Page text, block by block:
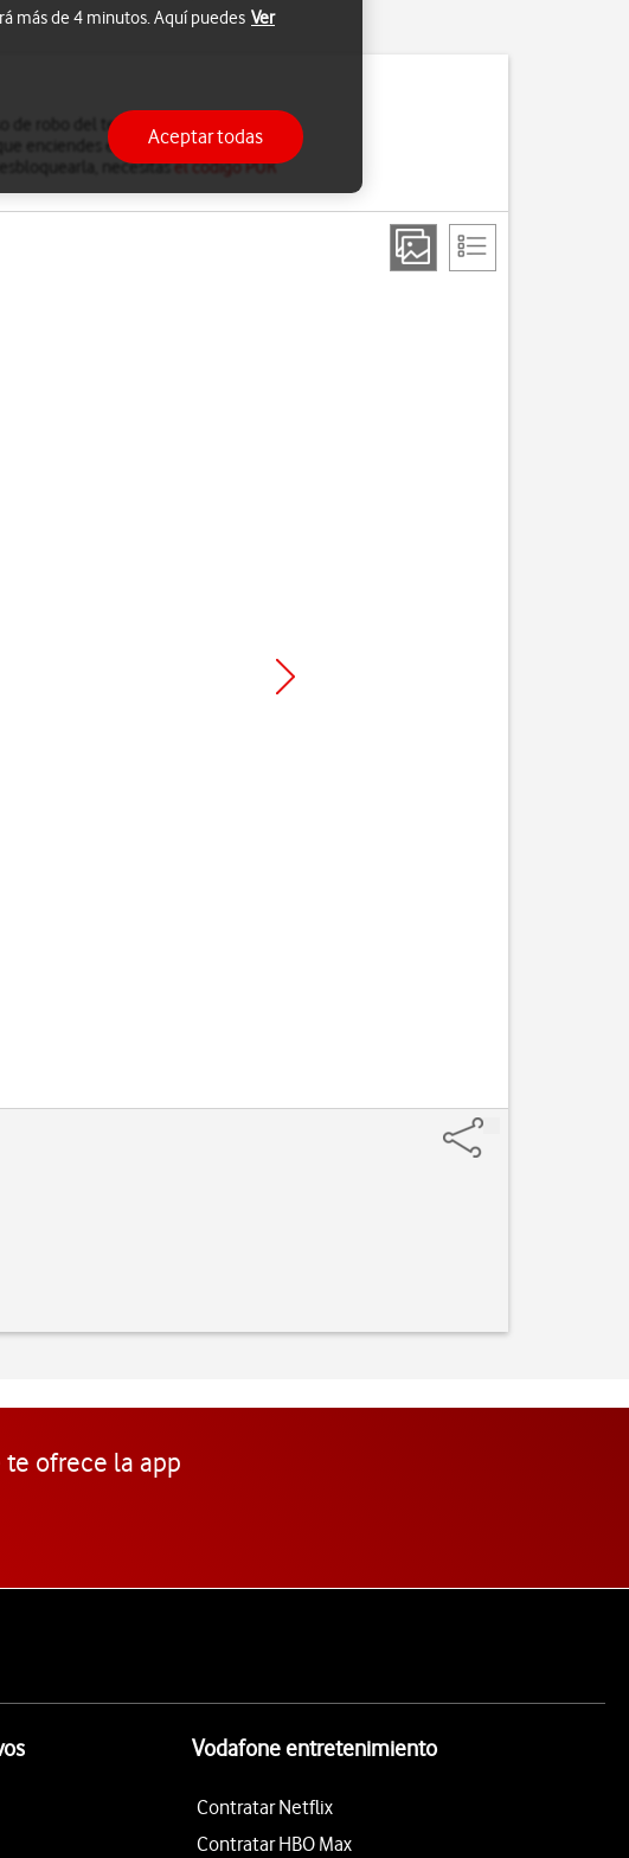
de robo del teléfono. Cuando el uso
enciendes el teléfono.
necesitasel código PUK
te ofrece la app
Vodafone entretenimiento
Contratar Netflix
Contratar HBO Max
más de 4 minutos. Aquí puedes Ver
Aceptar todas